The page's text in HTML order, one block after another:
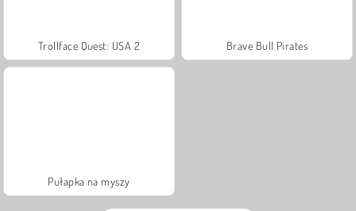
Trollface Quest: USA 2 Brave Bull Pirates
Pułapka na myszy